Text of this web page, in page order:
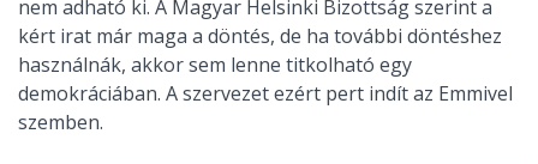
nem adható ki. A Magyar Helsinki Bizottság szerint a
kért irat már maga a döntés, de ha további döntéshez
használnák, akkor sem lenne titkolható egy
demokráciában. A szervezet ezért pert indít az Emmivel
szemben.